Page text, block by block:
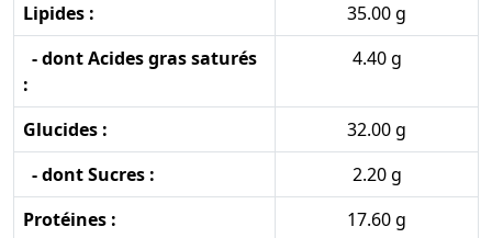
Lipides :
35.00 g
- dont Acides gras saturés
:
4.40 g
Glucides :
32.00 g
- dont Sucres :
2.20 g
Protéines :
17.60 g